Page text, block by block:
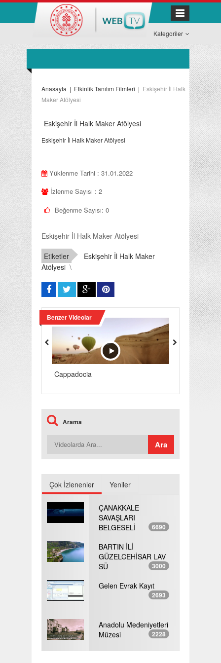
Kategoriler
Anasayfa | Etkinlik Tanıtım Filmleri | Eskişehir İl Halk
Maker Atölyesi
Eskişehir İl Halk Maker Atölyesi
Eskişehir İl Halk Maker Atölyesi
Yüklenme Tarihi : 31.01.2022
İzlenme Sayısı : 2
Beğenme Sayısı: 0
Eskişehir İl Halk Maker Atölyesi
Etiketler
Eskişehir İl Halk Maker
Atölyesi \
Benzer Videolar
Cappadocia
Arama
Çok İzlenenler Yeniler
ÇANAKKALE
SAVAŞLARI
BELGESELİ
6690
BARTIN İLİ
GÜZELCEHİSAR LAV
SÜ
3000
Gelen Evrak Kayıt
2693
Anadolu Medeniyetleri
Müzesi
2228